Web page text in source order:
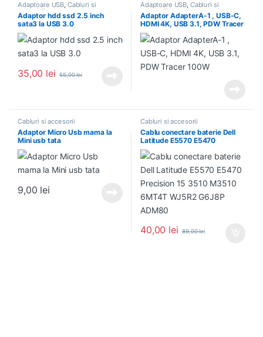
Adaptoare USB, Cabluri si
accesorii
Adaptor hdd ssd 2.5 inch
sata3 la USB 3.0
35,00 lei 55,00lei
Adaptoare USB, Cabluri si
accesorii
Adaptor AdapterA-1 , USB-C,
HDMI 4K, USB 3.1, PDW Tracer
100W
Cabluri si accesorii
Adaptor Micro Usb mama la
Mini usb tata
9,00 lei
Cabluri si accesorii
Cablu conectare baterie Dell
Latitude E5570 E5470
Precision 15 3510 M3510
6MT4T WJ5R2 G6J8P ADM80
40,00 lei 89,00lei